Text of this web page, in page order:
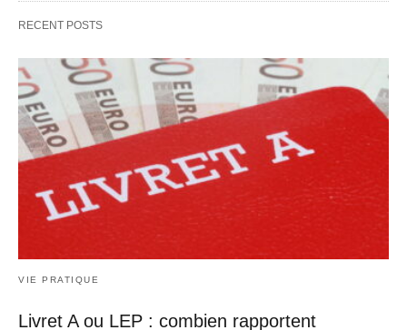
RECENT POSTS
VIE PRATIQUE
Livret A ou LEP : combien rapportent